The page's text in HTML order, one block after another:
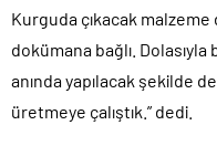
Kurguda çıkacak
dokümana bağlı.
anında yapılacak şekilde
üretmeye çalıştık.” dedi.